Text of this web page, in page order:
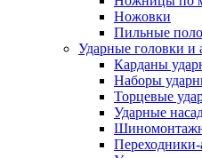
Ножовки
Пильные
Ударные головки и
Карданы
Наборы
Торцевые
Ударные